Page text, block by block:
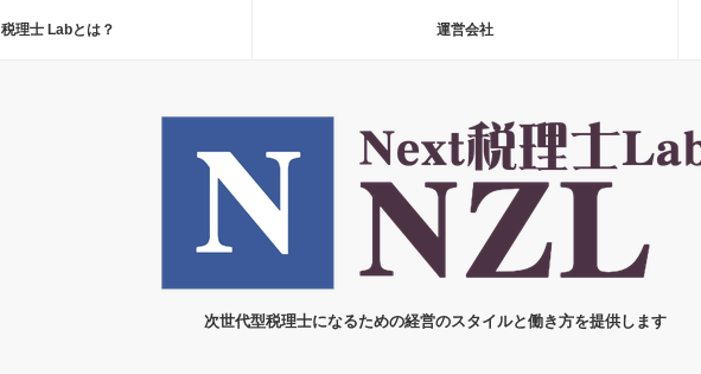
理士 Labとは？ 運営会社
次世代型税理士になるための経営のスタイルと働き方を提供します